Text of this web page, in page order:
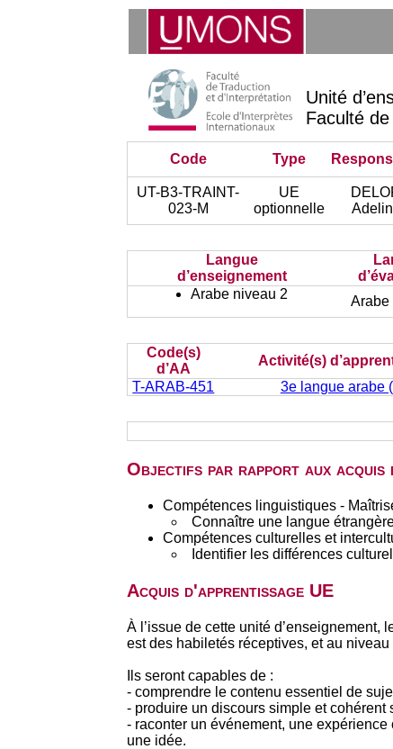
Unité
Faculté
Code Type
UT-B3-TRAINT-
023-M
UE
optionnelle
Langue
d’enseignement
Arabe niveau 2
Arabe
Code(s)
d’AA
Activité(s)
T-ARAB-451
3e langue arabe
Objectifs par rapport aux acquis
Compétences linguistiques -
Connaître une langue
Compétences culturelles et
Identifier les différences
Acquis d'apprentissage UE
À l’issue de cette unité
est des habiletés réceptives, et au
Ils seront capables de :
- comprendre le contenu essentiel de
- produire un discours simple et
- raconter un événement, une
une idée.